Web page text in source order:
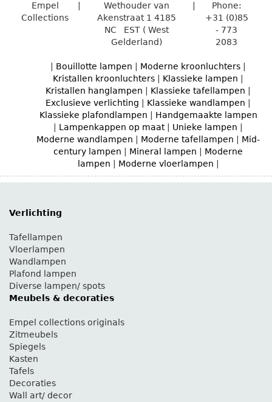
Empel
Collections
Wethouder van
Akenstraat 1 4185
NC EST ( West
Gelderland)
Phone:
+31 (0)85
- 773
2083
Bouillotte lampen Moderne kroonluchters
Kristallen kroonluchters
Klassieke lampen
Kristallen hanglampen
Klassieke tafellampen
Exclusieve verlichting
Klassieke wandlampen
Klassieke plafondlampen
Handgemaakte lampen
Lampenkappen op maat| Unieke lampen
Moderne wandlampen
Moderne tafellampen
Mid-
century lampen
Mineral lampen
Moderne
lampen
Moderne vloerlampen
Verlichting
Tafellampen
Vloerlampen
Wandlampen
Plafond lampen
Diverse lampen/ spots
Meubels & decoraties
Empel collections originals
Zitmeubels
Spiegels
Kasten
Tafels
Decoraties
Wall art/ decor